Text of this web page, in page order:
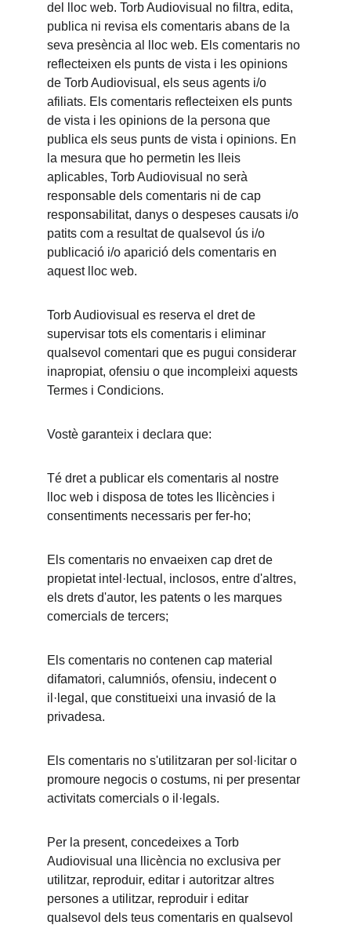
del lloc web. Torb Audiovisual no filtra, edita,
publica ni revisa els comentaris abans de la
seva presència al lloc web. Els comentaris no
reflecteixen els punts de vista i les opinions
de Torb Audiovisual, els seus agents i/o
afiliats. Els comentaris reflecteixen els punts
de vista i les opinions de la persona que
publica els seus punts de vista i opinions. En
la mesura que ho permetin les lleis
aplicables, Torb Audiovisual no serà
responsable dels comentaris ni de cap
responsabilitat, danys o despeses causats i/o
patits com a resultat de qualsevol ús i/o
publicació i/o aparició dels comentaris en
aquest lloc web.
Torb Audiovisual es reserva el dret de
supervisar tots els comentaris i eliminar
qualsevol comentari que es pugui considerar
inapropiat, ofensiu o que incompleixi aquests
Termes i Condicions.
Vostè garanteix i declara que:
Té dret a publicar els comentaris al nostre
lloc web i disposa de totes les llicències i
consentiments necessaris per fer-ho;
Els comentaris no envaeixen cap dret de
propietat intel·lectual, inclosos, entre d'altres,
els drets d'autor, les patents o les marques
comercials de tercers;
Els comentaris no contenen cap material
difamatori, calumniós, ofensiu, indecent o
il·legal, que constitueixi una invasió de la
privadesa.
Els comentaris no s'utilitzaran per sol·licitar o
promoure negocis o costums, ni per presentar
activitats comercials o il·legals.
Per la present, concedeixes a Torb
Audiovisual una llicència no exclusiva per
utilitzar, reproduir, editar i autoritzar altres
persones a utilitzar, reproduir i editar
qualsevol dels teus comentaris en qualsevol